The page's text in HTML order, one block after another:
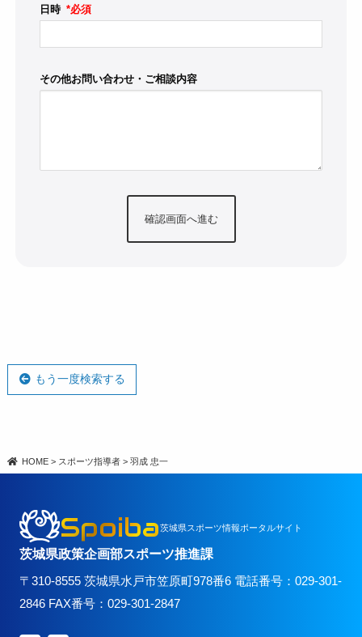
日時 *必須
その他お問い合わせ・ご相談内容
もう一度検索する
HOME > スポーツ指導者 >羽成 忠一
Spoiba茨城県スポーツ情報ポータルサイト
茨城県政策企画部スポーツ推進課
〒310-8555 茨城県水戸市笠原町978番6 電話番号：029-301-
2846 FAX番号：029-301-2847